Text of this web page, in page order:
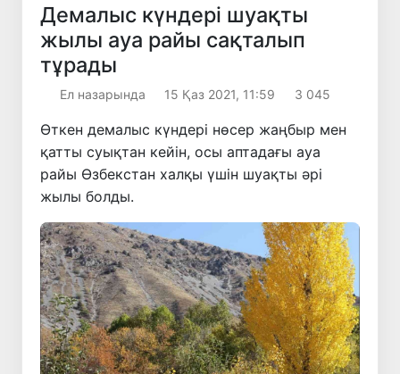
Демалыс күндері шуақты
жылы ауа райы сақталып
тұрады
Ел назарында 15 Қаз 2021, 11:59 3 045
Өткен демалыс күндері нөсер жаңбыр мен
қатты суықтан кейін, осы аптадағы ауа
райы Өзбекстан халқы үшін шуақты әрі
жылы болды.